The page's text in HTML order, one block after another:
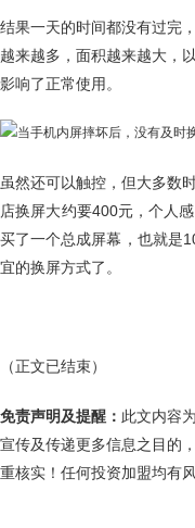
结果一天的时间都没有过完
越来越多，面积越来越大，
影响了正常使用。
虽然还可以触控，但大多数
店换屏大约要400元，个人
买了一个总成屏幕，也就是
宜的换屏方式了。
（正文已结束）
免责声明及提醒： 此文内容
宣传及传递更多信息之目的
重核实！任何投资加盟均有